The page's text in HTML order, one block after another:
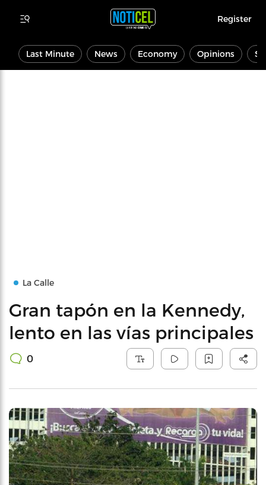
Register
Last Minute News Economy Opinions
La Calle
Gran tapón en la Kennedy,
lento en las vías principales
0